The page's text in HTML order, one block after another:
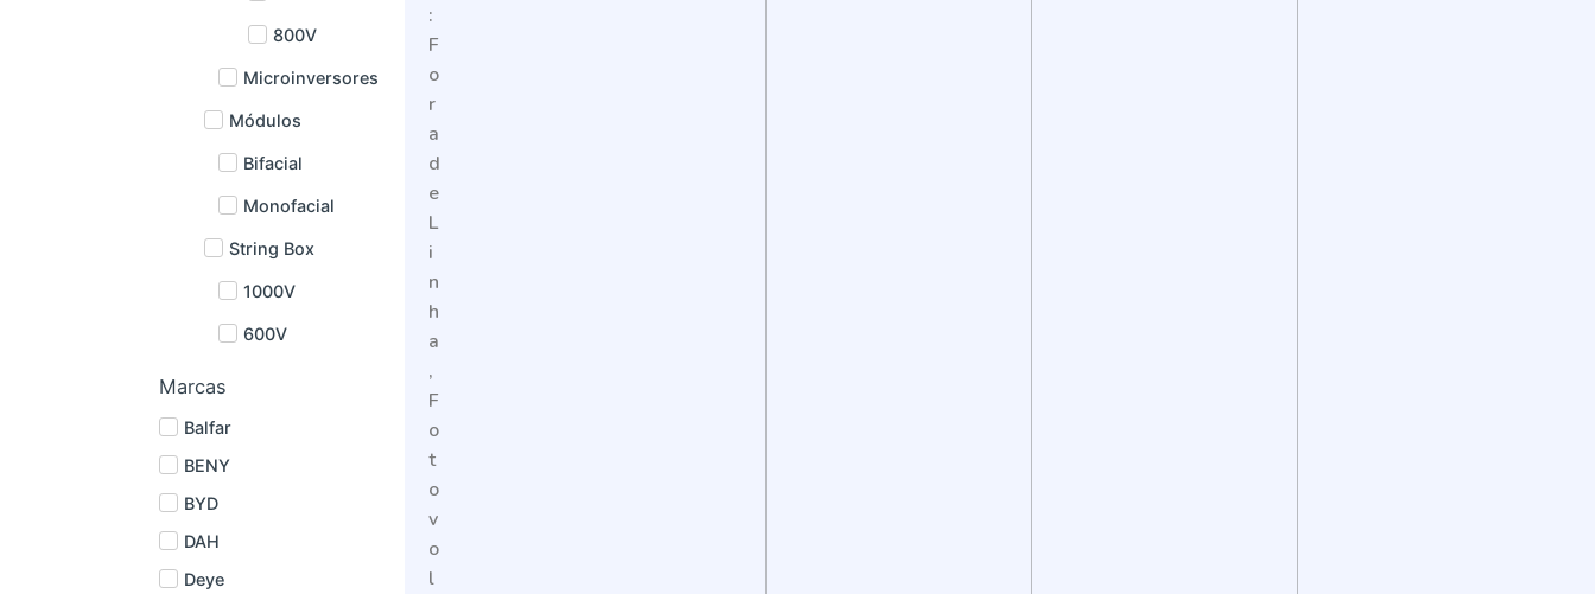
800V
Microinversores
Módulos
Bifacial
Monofacial
String Box
1000V
600V
Marcas
Balfar
BENY
BYD
DAH
Deye
:
F
o
r
a
d
e
L
i
n
h
a
,
F
o
t
o
v
o
l